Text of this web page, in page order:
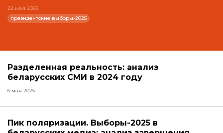
22 мая 2025
президентские выборы-2025
Разделенная реальность: анализ
беларусских СМИ в 2024 году
6 мая 2025
Пик поляризации. Выборы-2025 в